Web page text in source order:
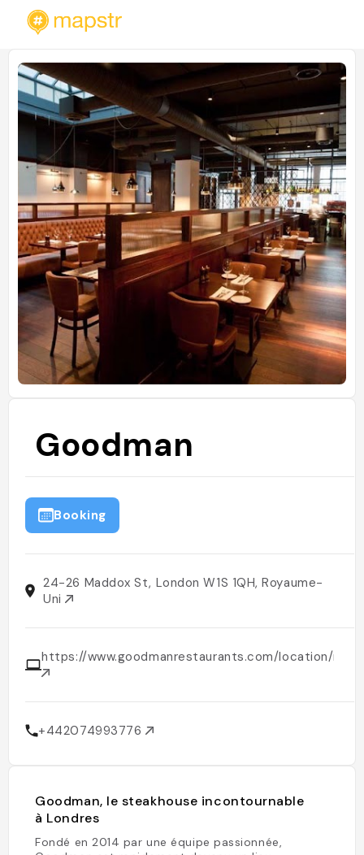
Goodman
Booking
24-26 Maddox St, London W1S 1QH, Royaume-
Uni
https://www.goodmanrestaurants.com/location/
+442074993776
Goodman, le steakhouse incontournable
à Londres
Fondé en 2014 par une équipe passionnée,